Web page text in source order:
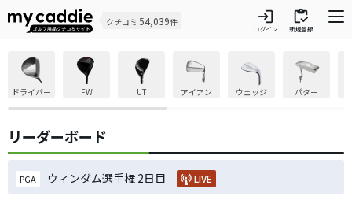
クチコミ 54,039件 login
ログイン
inventory
新規登録
ドライバー FW UT アイアン ウェッジ パター
リーダーボード
PGA ウィンダム選手権 2日目 LIVE